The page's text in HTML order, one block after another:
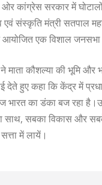
कांग्रेस सरकार में
एवं संस्कृति मंत्री सतपाल
आयोजित एक विशाल जनसभा
माता कौशल्या की भूमि
देते हुए कहा कि केंद्र में
भारत का डंका बज रहा
साथ, सबका विकास और
में लायें।